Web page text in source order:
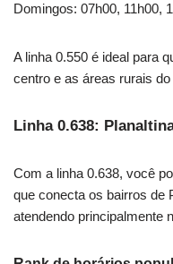
Domingos: 07h00, 11h00,
A linha 0.550 é ideal para
centro e as áreas rurais do
Linha 0.638:
Com a linha 0.638, você
que conecta os bairros de
atendendo principalmente